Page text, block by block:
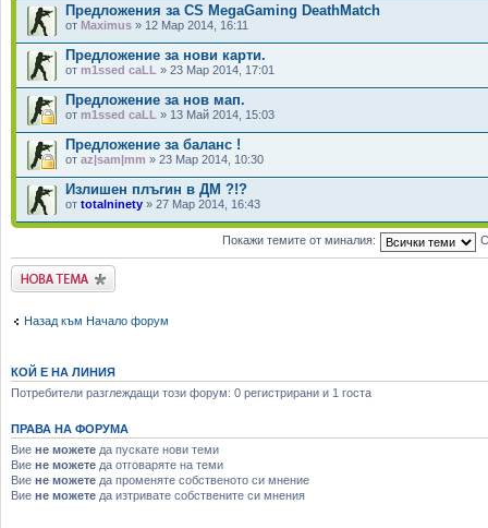
Предложения за CS MegaGaming DeathMatch
от Maximus » 12 Мар 2014, 16:11
Предложение за нови карти.
от m1ssed caLL » 23 Мар 2014, 17:01
Предложение за нов мап.
от m1ssed caLL » 13 Май 2014, 15:03
Предложение за баланс !
от az|sam|mm » 23 Мар 2014, 10:30
Излишен плъгин в ДМ ?!?
от totalninety » 27 Мар 2014, 16:43
Покажи темите от миналия:
Публикувай нова
тема
Назад към Начало форум
КОЙ Е НА ЛИНИЯ
Потребители разглеждащи този форум: 0 регистрирани и 1 госта
ПРАВА НА ФОРУМА
Вие не можете да пускате нови теми
Вие не можете да отговаряте на теми
Вие не можете да променяте собственото си мнение
Вие не можете да изтривате собствените си мнения